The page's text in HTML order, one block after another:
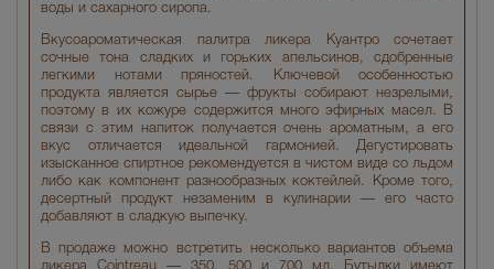
воды и сахарного сиропа.
Вкусоароматическая палитра ликера Куантро сочетает
сочные тона сладких и горьких апельсинов, сдобренные
легкими нотами пряностей. Ключевой особенностью
продукта является сырье — фрукты собирают незрелыми,
поэтому в их кожуре содержится много эфирных масел. В
связи с этим напиток получается очень ароматным, а его
вкус отличается идеальной гармонией. Дегустировать
изысканное спиртное рекомендуется в чистом виде со льдом
либо как компонент разнообразных коктейлей. Кроме того,
десертный продукт незаменим в кулинарии — его часто
добавляют в сладкую выпечку.
В продаже можно встретить несколько вариантов объема
ликера Cointreau — 350, 500 и 700 мл. Бутылки имеют